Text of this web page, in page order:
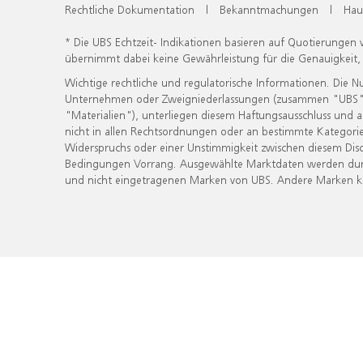
Rechtliche Dokumentation | Bekanntmachungen |
* Die UBS Echtzeit- Indikationen basieren auf
übernimmt dabei keine Gewährleistung für die
Wichtige rechtliche und regulatorische Informationen. Die
Unternehmen oder Zweigniederlassungen (zusammen
"Materialien"), unterliegen diesem Haftungsausschluss
nicht in allen Rechtsordnungen oder an bestimmte
Widerspruchs oder einer Unstimmigkeit zwischen diesem
Bedingungen Vorrang. Ausgewählte Marktdaten werden
und nicht eingetragenen Marken von UBS. Andere Marken